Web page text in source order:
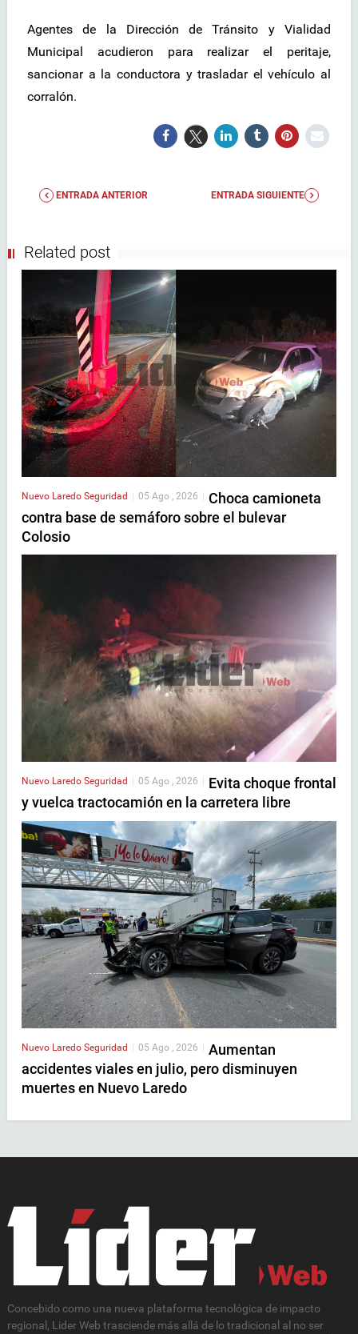
Agentes de la Dirección de Tránsito y Vialidad
Municipal acudieron para realizar el peritaje,
sancionar a la conductora y trasladar el vehículo al
corralón.
ENTRADA ANTERIOR ENTRADA SIGUIENTE
Related post
Nuevo Laredo Seguridad 05 Ago , 2026
Choca camioneta
contra base de semáforo sobre el bulevar
Colosio
Nuevo Laredo Seguridad 05 Ago , 2026
Evita choque frontal
y vuelca tractocamión en la carretera libre
Nuevo Laredo Seguridad | 05 Ago , 2026 | Aumentan
accidentes viales en julio, pero disminuyen
muertes en Nuevo Laredo
Concebido como una nueva plataforma tecnológica de impacto
regional, Lider Web trasciende más allá de lo tradicional al no ser